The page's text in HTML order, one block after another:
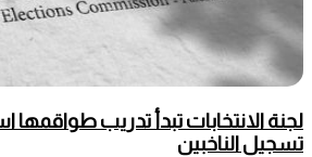
لجنة الانتخابات تبدأ تدريب طواقمها
تسجيل الناخبين